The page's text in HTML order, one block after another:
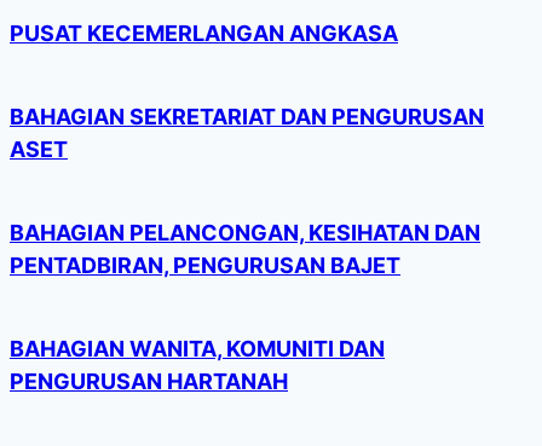
PUSAT KECEMERLANGAN ANGKASA
BAHAGIAN SEKRETARIAT DAN PENGURUSAN
ASET
BAHAGIAN PELANCONGAN, KESIHATAN DAN
PENTADBIRAN, PENGURUSAN BAJET
BAHAGIAN WANITA, KOMUNITI DAN
PENGURUSAN HARTANAH